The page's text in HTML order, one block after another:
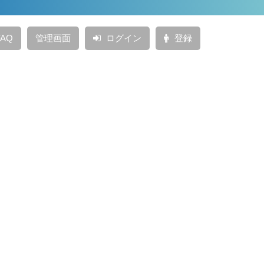
管理画面 ログイン 登録